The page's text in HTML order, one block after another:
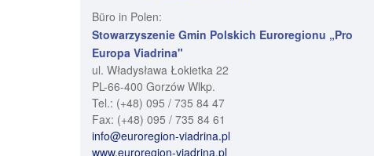
Büro in Polen:
Stowarzyszenie Gmin Polskich Euroregionu „Pro
Europa Viadrina"
ul. Władysława Łokietka 22
PL-66-400 Gorzów Wlkp.
Tel.: (+48) 095 / 735 84 47
Fax: (+48) 095 / 735 84 61
info@euroregion-viadrina.pl
www.euroregion-viadrina.pl